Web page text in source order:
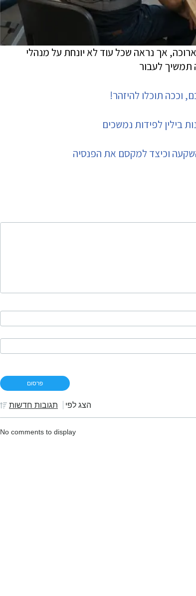
אך נראה שכל עוד לא יונחת על מנהלי
תמשיך לעבור
וככה תוכלו להיזהר!
בילין לפידות נמשכים
השקעה וכיצד למקסם את הפנסיה
הצג לפי תגובות חדשות
No comments to display